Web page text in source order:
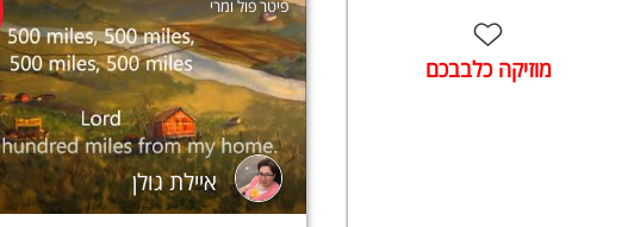
מוזיקה כלבבכם
פיטר פול ומרי
איילת גולן